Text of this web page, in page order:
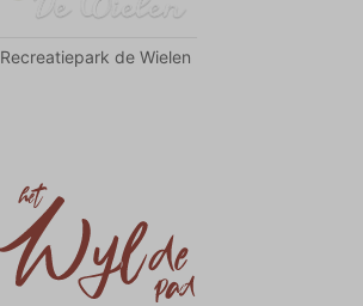
Recreatiepark de Wielen